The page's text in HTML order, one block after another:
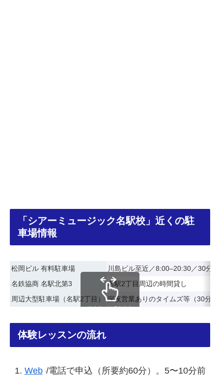
「シアーミュージック名駅校」近くの駐
車場情報
松岡ビル 有料駐車場
川島ビル至近／8:00–20:30／30分
名鉄協商 名駅北第3
名駅2丁目周辺の時間貸し
周辺大型駐車場（名駅2丁目） 深夜営業ありのタイムズ等（30分
スクロールできます
体験レッスンの流れ
Web /電話で申込（所要約60分）。5〜10分前